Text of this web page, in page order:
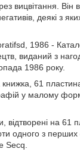
вицвітання. Він
деякі з
1986 -
виданий з
1986 року.
книжка, 61
у малому
відтворені на 61
одного з
Secq.